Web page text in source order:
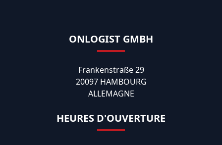
ONLOGIST GMBH
Frankenstraße 29
20097 HAMBOURG
ALLEMAGNE
HEURES D'OUVERTURE